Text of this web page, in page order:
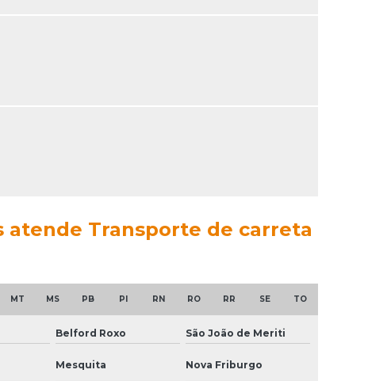
atende Transporte de carreta
MT MS PB PI RN RO RR SE TO
Belford Roxo São João de Meriti
Mesquita Nova Friburgo